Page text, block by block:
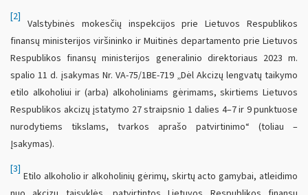
[2]
Valstybinės mokesčių inspekcijos prie Lietuvos Respublikos
finansų ministerijos viršininko ir Muitinės departamento prie Lietuvos
Respublikos finansų ministerijos generalinio direktoriaus 2023 m.
spalio 11 d. įsakymas Nr. VA-75/1BE-719 „Dėl Akcizų lengvatų taikymo
etilo alkoholiui ir (arba) alkoholiniams gėrimams, skirtiems Lietuvos
Respublikos akcizų įstatymo 27 straipsnio 1 dalies 4–7 ir 9 punktuose
nurodytiems tikslams, tvarkos aprašo patvirtinimo“ (toliau –
Įsakymas).
[3]
Etilo alkoholio ir alkoholinių gėrimų, skirtų acto gamybai, atleidimo